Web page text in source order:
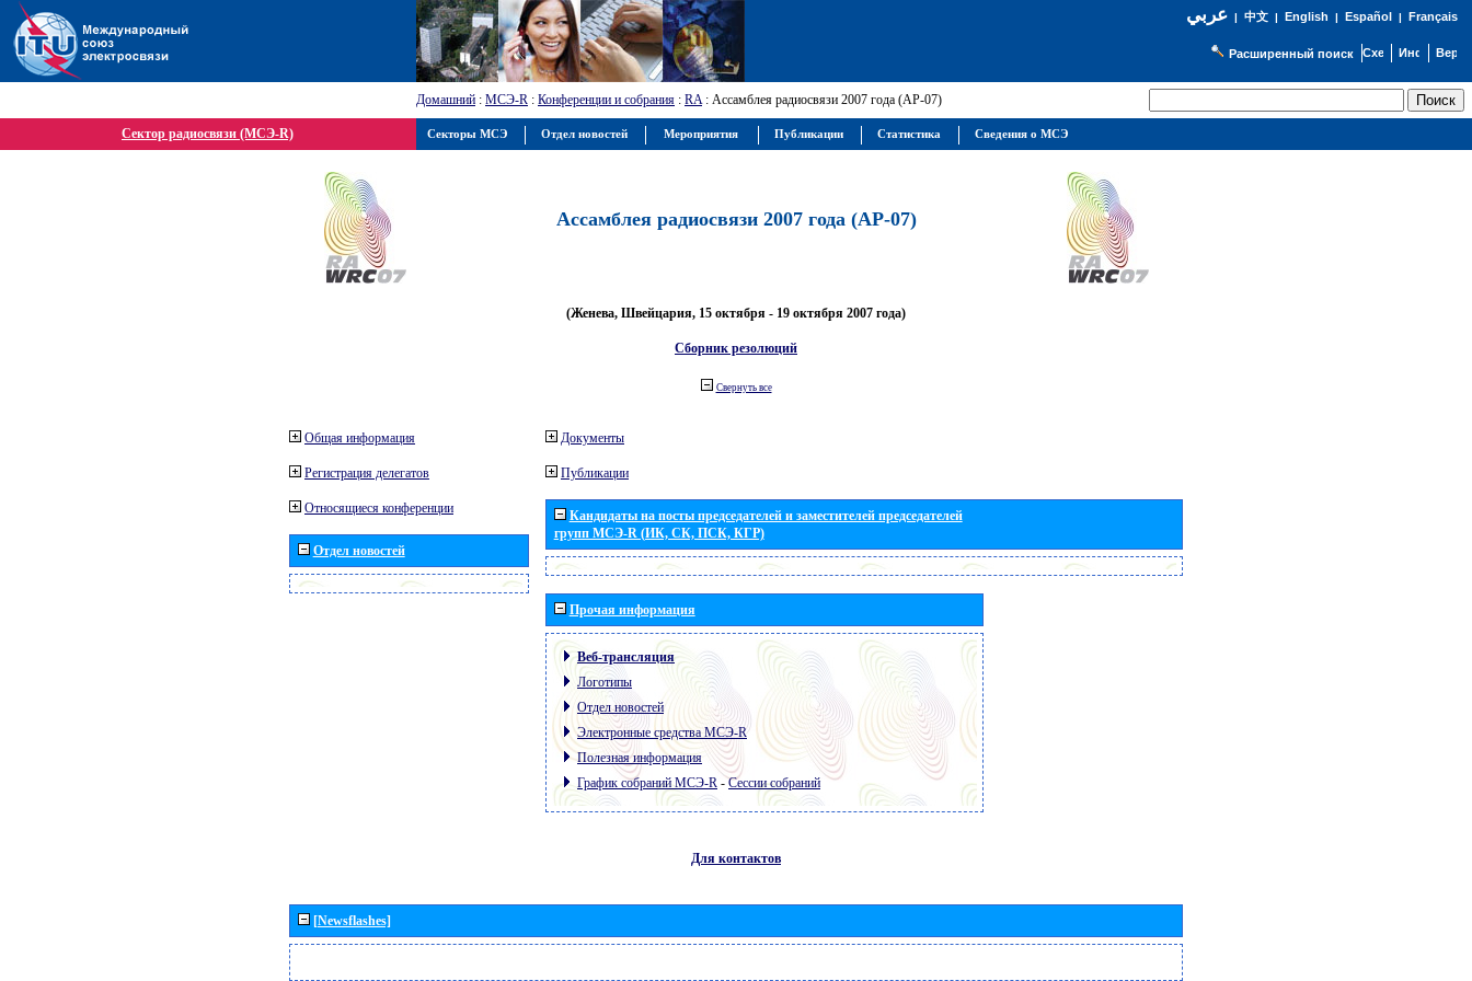
عربي| 中文| English | Español | Français
Расширенный поиск
Домашний : МСЭ-R : Конференции и собрания : RA: Ассамблея радиосвязи 2007 года (АР-07)
Сектор радиосвязи (МСЭ-R)
Ассамблея радиосвязи 2007 года (АР-07)
(Женева, Швейцария, 15 октября - 19 октября 2007 года)
Сборник резолюций
Свернуть все
Общая информация
Регистрация делегатов
Относящиеся конференции
Отдел новостей
Документы
Публикации
Кандидаты на посты председателей и заместителей председателей
групп МСЭ-R (ИК, СК, ПСК, КГР)
Прочая информация
Веб-трансляция
Логотипы
Отдел новостей
Электронные средства МСЭ-R
Полезная информация
График собраний МСЭ-R -Сессии собраний
Для контактов
[Newsflashes]
Секторы МСЭ Отдел новостей Мероприятия Публикации Статистика Сведения о МСЭ